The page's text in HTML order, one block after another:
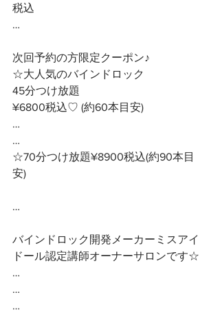
税込
…
次回予約の方限定クーポン♪
☆大人気のバインドロック
45分つけ放題
¥6800税込♡ (約60本目安)
…
…
☆70分つけ放題¥8900税込(約90本目
安)
…
バインドロック開発メーカーミスアイ
ドール認定講師オーナーサロンです☆
…
…
…